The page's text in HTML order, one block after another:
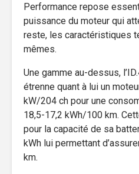
Performance repose
puissance du moteur qui
reste, les caractéristiques
mêmes.
Une gamme au-dessus,
étrenne quant à lui un
kW/204 ch pour une
18,5-17,2 kWh/100 km.
pour la capacité de sa
kWh lui permettant
km.